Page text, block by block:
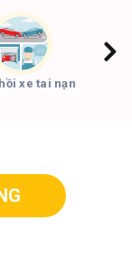
xe tai nạn